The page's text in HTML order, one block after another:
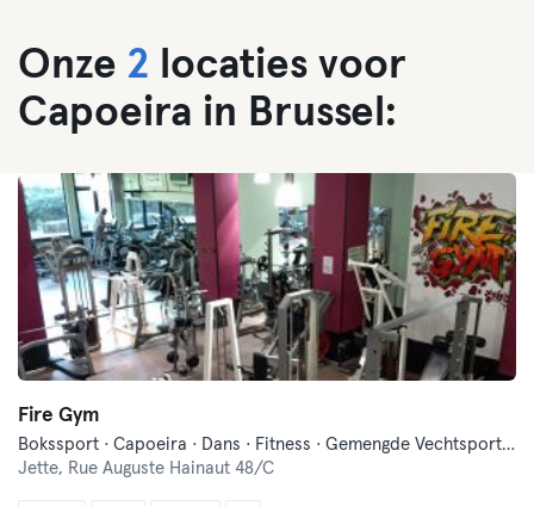
Onze 2 locaties voor
Capoeira in Brussel:
Fire Gym
Bokssport · Capoeira · Dans · Fitness · Gemengde Vechtsporten · Indoor Fietsen · Moderne Zelfverdediging · Yoga
Jette, Rue Auguste Hainaut 48/C